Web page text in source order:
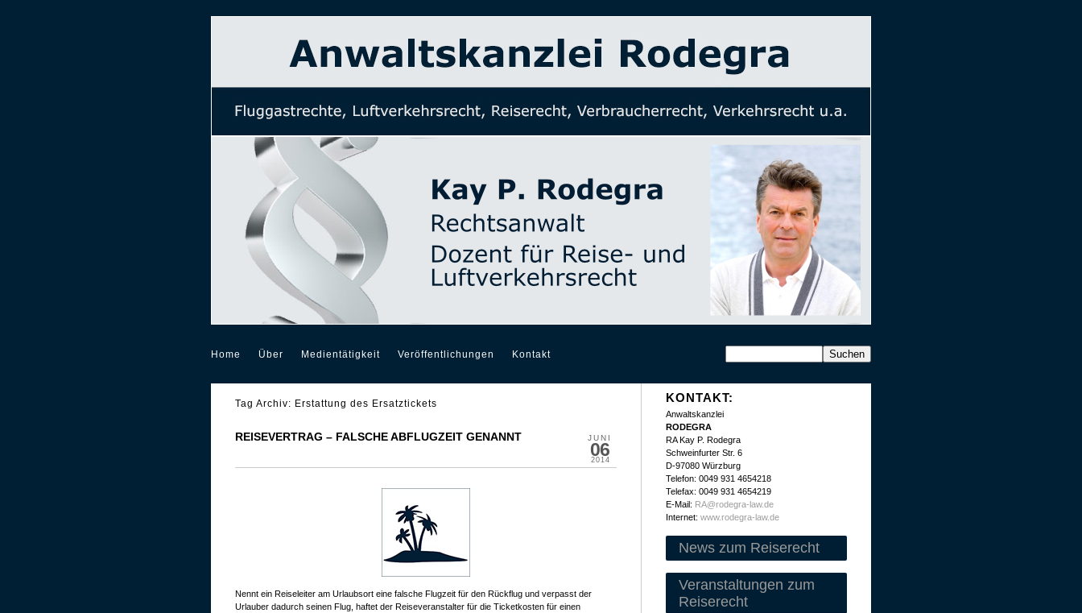
Home Über Medientätigkeit Veröffentlichungen Kontakt
Tag Archiv: Erstattung des Ersatztickets
JUNI
06
2014
REISEVERTRAG – FALSCHE ABFLUGZEIT GENANNT
Nennt ein Reiseleiter am Urlaubsort eine falsche Flugzeit für den Rückflug und verpasst der
Urlauber dadurch seinen Flug, haftet der Reiseveranstalter für die Ticketkosten für einen
KONTAKT:
Anwaltskanzlei
RODEGRA
RA Kay P. Rodegra
Schweinfurter Str. 6
D-97080 Würzburg
Telefon: 0049 931 4654218
Telefax: 0049 931 4654219
E-Mail: RA@rodegra-law.de
Internet: www.rodegra-law.de
News zum Reiserecht
Veranstaltungen zum
Reiserecht